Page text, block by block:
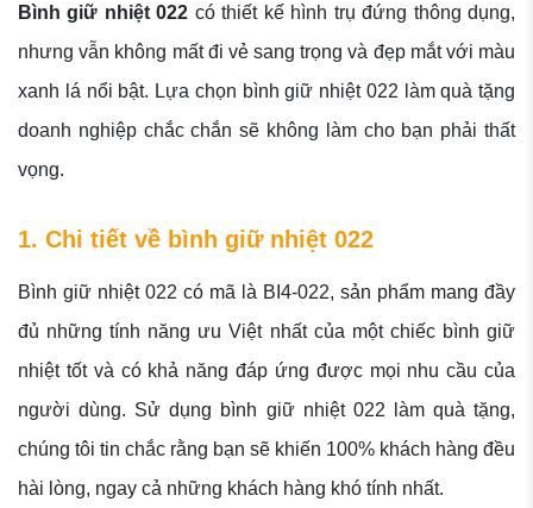
Bình giữ nhiệt 022 có thiết kế hình trụ đứng thông dụng,
nhưng vẫn không mất đi vẻ sang trọng và đẹp mắt với màu
xanh lá nổi bật. Lựa chọn bình giữ nhiệt 022 làm quà tặng
doanh nghiệp chắc chắn sẽ không làm cho bạn phải thất
vọng.
1. Chi tiết về bình giữ nhiệt 022
Bình giữ nhiệt 022 có mã là BI4-022, sản phẩm mang đầy
đủ những tính năng ưu Việt nhất của một chiếc bình giữ
nhiệt tốt và có khả năng đáp ứng được mọi nhu cầu của
người dùng. Sử dụng bình giữ nhiệt 022 làm quà tặng,
chúng tôi tin chắc rằng bạn sẽ khiến 100% khách hàng đều
hài lòng, ngay cả những khách hàng khó tính nhất.